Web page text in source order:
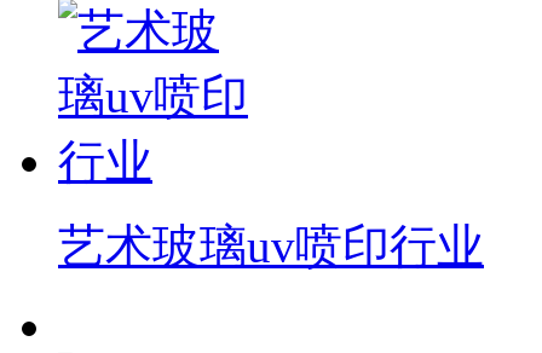
艺术玻璃uv喷印行业